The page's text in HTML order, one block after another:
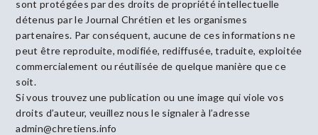
sont protégées par des droits de propriété intellectuelle
détenus par le Journal Chrétien et les organismes
partenaires. Par conséquent, aucune de ces informations ne
peut être reproduite, modifiée, rediffusée, traduite, exploitée
commercialement ou réutilisée de quelque manière que ce
soit.
Si vous trouvez une publication ou une image qui viole vos
droits d’auteur, veuillez nous le signaler à l’adresse
admin@chretiens.info